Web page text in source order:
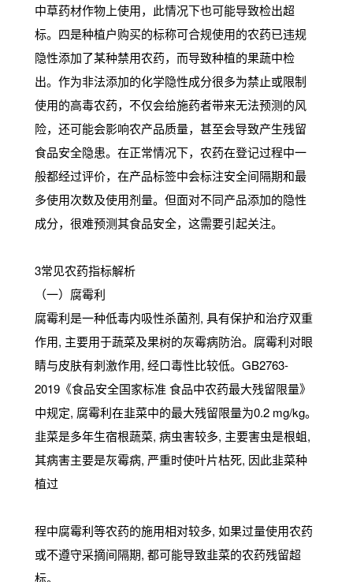
中草药材作物上使用，此情况下也可能导致检出超
标。四是种植户购买的标称可合规使用的农药已违规
隐性添加了某种禁用农药，而导致种植的果蔬中检
出。作为非法添加的化学隐性成分很多为禁止或限制
使用的高毒农药，不仅会给施药者带来无法预测的风
险，还可能会影响农产品质量，甚至会导致产生残留
食品安全隐患。在正常情况下，农药在登记过程中一
般都经过评价，在产品标签中会标注安全间隔期和最
多使用次数及使用剂量。但面对不同产品添加的隐性
成分，很难预测其食品安全，这需要引起关注。
3常见农药指标解析
（一）腐霉利
腐霉利是一种低毒内吸性杀菌剂, 具有保护和治疗双重
作用, 主要用于蔬菜及果树的灰霉病防治。腐霉利对眼
睛与皮肤有刺激作用, 经口毒性比较低。GB2763-
2019《食品安全国家标准 食品中农药最大残留限量》
中规定, 腐霉利在韭菜中的最大残留限量为0.2 mg/kg。
韭菜是多年生宿根蔬菜, 病虫害较多, 主要害虫是根蛆,
其病害主要是灰霉病, 严重时使叶片枯死, 因此韭菜种
植过
程中腐霉利等农药的施用相对较多, 如果过量使用农药
或不遵守采摘间隔期, 都可能导致韭菜的农药残留超
标。